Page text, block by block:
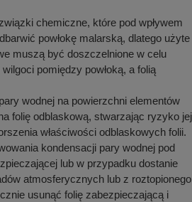
chemiczne, które pod wpływem
powłokę malarską, dlatego użyte
muszą być doszczelnione w celu
pomiędzy powłoką, a folią
wodnej na powierzchni elementów
folię odblaskową, stwarzając ryzyko jej
właściwości odblaskowych folii.
kondensacji pary wodnej pod
lub w przypadku dostanie
atmosferycznych lub z roztopionego
usunąć folię zabezpieczającą i